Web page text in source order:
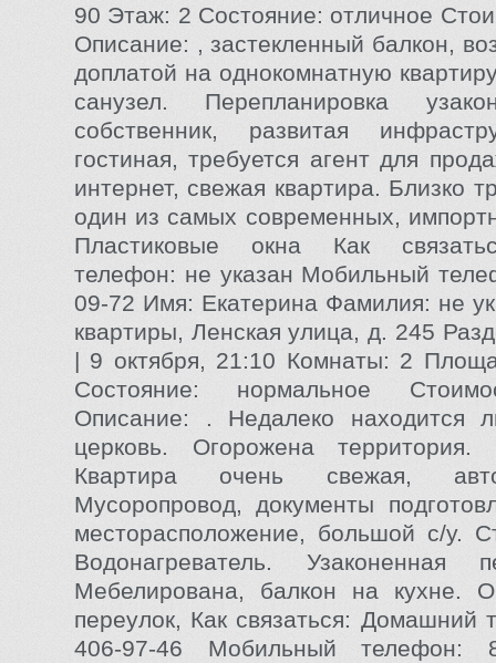
90 Этаж: 2 Состояние: отличное
Описание: , застекленный балкон,
доплатой на однокомнатную
санузел. Перепланировка
собственник, развитая
гостиная, требуется агент для
интернет, свежая квартира. Близко
один из самых современных,
Пластиковые окна Как
телефон: не указан Мобильный
09-72 Имя: Екатерина Фамилия: не
квартиры, Ленская улица, д. 245
| 9 октября, 21:10 Комнаты: 2
Состояние: нормальное
Описание: . Недалеко находится
церковь. Огорожена территория.
Квартира очень свежая,
Мусоропровод, документы
месторасположение, большой с/у.
Водонагреватель. Узаконенная
Мебелирована, балкон на кухне.
переулок, Как связаться: Домашний
406-97-46 Мобильный телефон: